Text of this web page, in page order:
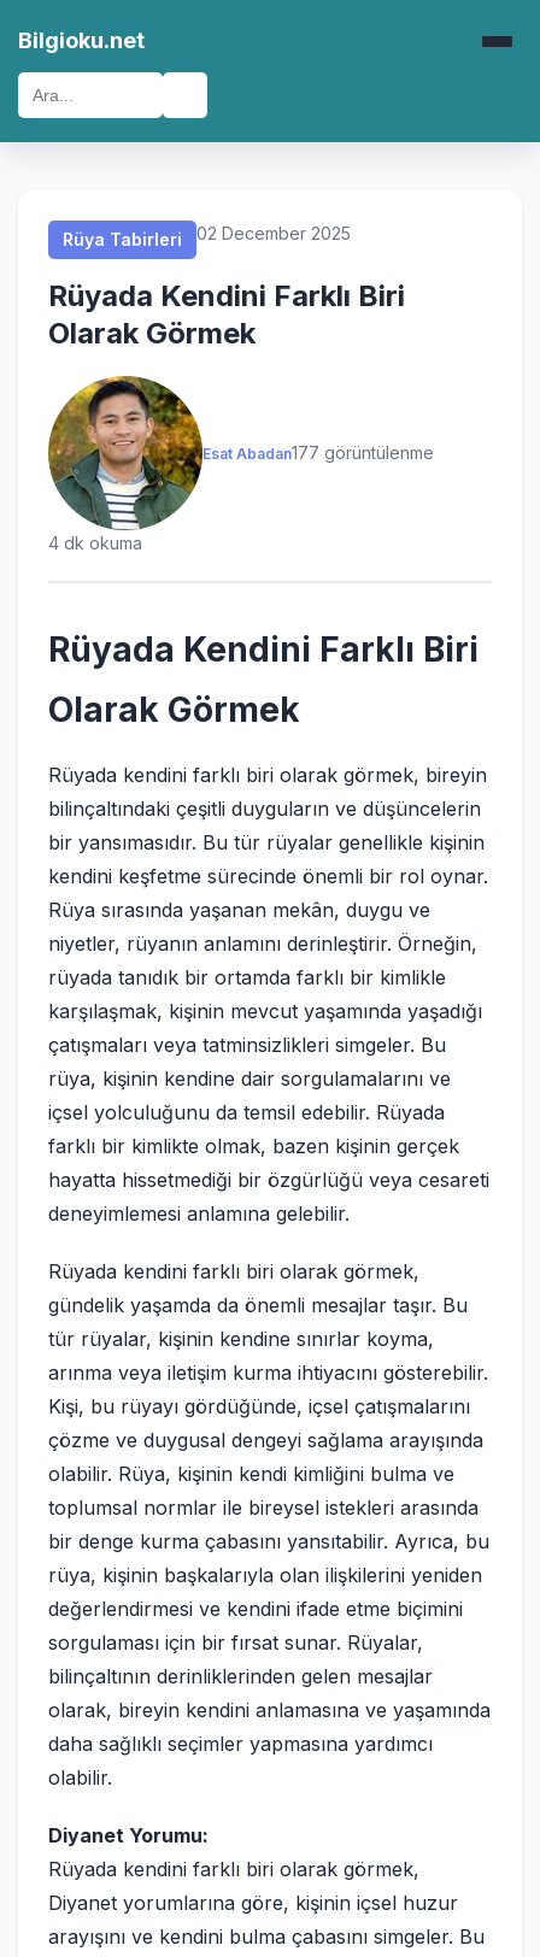
Bilgioku.net
Rüya Tabirleri 02 December 2025
Rüyada Kendini Farklı Biri
Olarak Görmek
Esat Abadan177 görüntülenme
4 dk okuma
Rüyada Kendini Farklı Biri
Olarak Görmek
Rüyada kendini farklı biri olarak görmek, bireyin
bilinçaltındaki çeşitli duyguların ve düşüncelerin
bir yansımasıdır. Bu tür rüyalar genellikle kişinin
kendini keşfetme sürecinde önemli bir rol oynar.
Rüya sırasında yaşanan mekân, duygu ve
niyetler, rüyanın anlamını derinleştirir. Örneğin,
rüyada tanıdık bir ortamda farklı bir kimlikle
karşılaşmak, kişinin mevcut yaşamında yaşadığı
çatışmaları veya tatminsizlikleri simgeler. Bu
rüya, kişinin kendine dair sorgulamalarını ve
içsel yolculuğunu da temsil edebilir. Rüyada
farklı bir kimlikte olmak, bazen kişinin gerçek
hayatta hissetmediği bir özgürlüğü veya cesareti
deneyimlemesi anlamına gelebilir.
Rüyada kendini farklı biri olarak görmek,
gündelik yaşamda da önemli mesajlar taşır. Bu
tür rüyalar, kişinin kendine sınırlar koyma,
arınma veya iletişim kurma ihtiyacını gösterebilir.
Kişi, bu rüyayı gördüğünde, içsel çatışmalarını
çözme ve duygusal dengeyi sağlama arayışında
olabilir. Rüya, kişinin kendi kimliğini bulma ve
toplumsal normlar ile bireysel istekleri arasında
bir denge kurma çabasını yansıtabilir. Ayrıca, bu
rüya, kişinin başkalarıyla olan ilişkilerini yeniden
değerlendirmesi ve kendini ifade etme biçimini
sorgulaması için bir fırsat sunar. Rüyalar,
bilinçaltının derinliklerinden gelen mesajlar
olarak, bireyin kendini anlamasına ve yaşamında
daha sağlıklı seçimler yapmasına yardımcı
olabilir.
Diyanet Yorumu:
Rüyada kendini farklı biri olarak görmek,
Diyanet yorumlarına göre, kişinin içsel huzur
arayışını ve kendini bulma çabasını simgeler. Bu
Rüya Tabirleri
Rüya Tabirleri
Rüya Tabirleri
Rüya Tabirleri